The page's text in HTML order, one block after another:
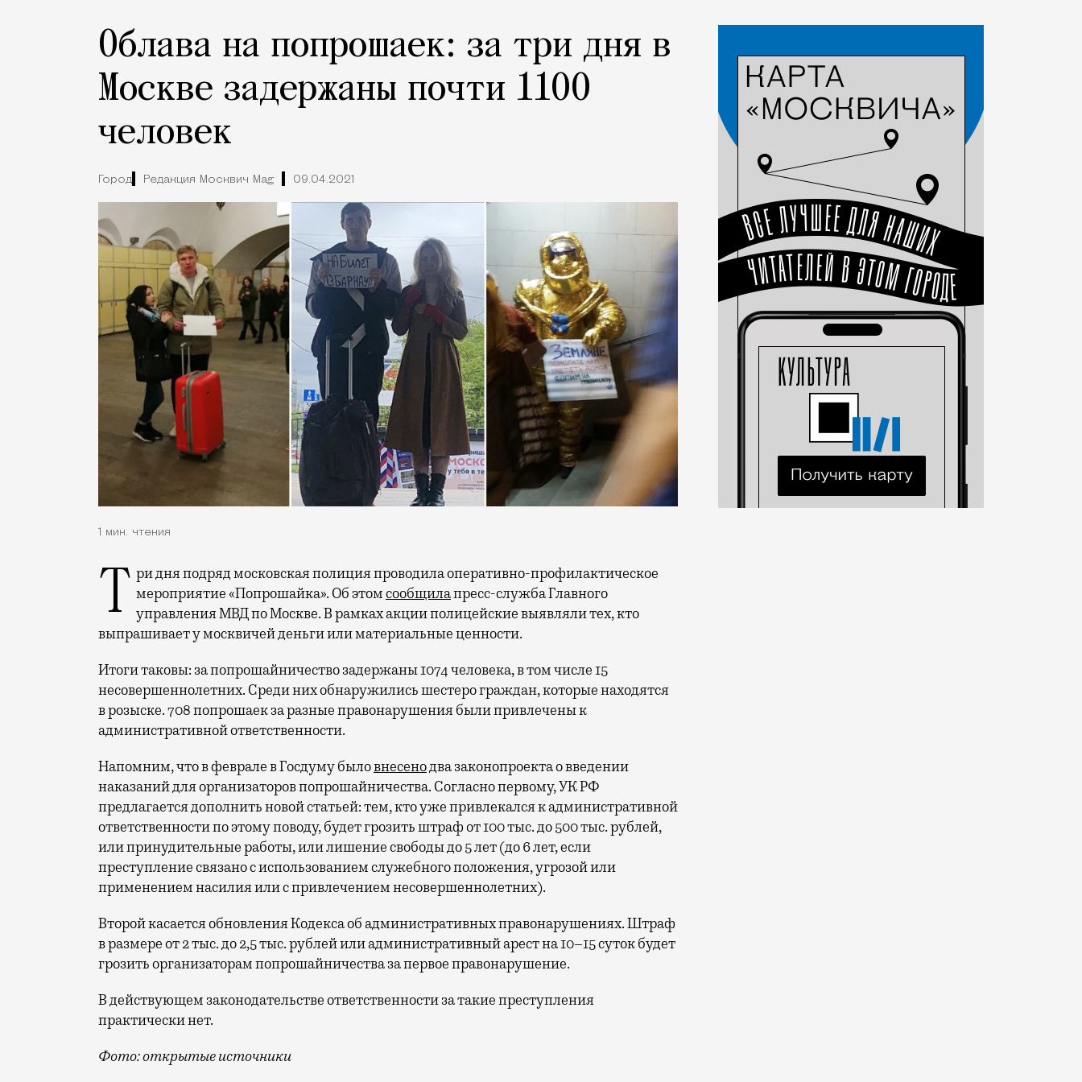
Облава на попрошаек: за три дня в
Москве задержаны почти 1100
человек
Город Редакция Москвич Mag 09.04.2021
1 мин. чтения
Три дня подряд московская полиция проводила оперативно-профилактическое мероприятие «Попрошайка». Об этомсообщилапресс-служба Главного
управления МВД по Москве. В рамках акции полицейские выявляли тех, кто
выпрашивает у москвичей деньги или материальные ценности.
Итоги таковы: за попрошайничество задержаны 1074 человека, в том числе 15
несовершеннолетних. Среди них обнаружились шестеро граждан, которые находятся
в розыске. 708 попрошаек за разные правонарушения были привлечены к
административной ответственности.
Напомним, что в феврале в Госдуму быловнесенодва законопроекта о введении
наказаний для организаторов попрошайничества. Согласно первому, УК РФ
предлагается дополнить новой статьей: тем, кто уже привлекался к административной
ответственности по этому поводу, будет грозить штраф от 100 тыс. до 500 тыс. рублей,
или принудительные работы, или лишение свободы до 5 лет (до 6 лет, если
преступление связано с использованием служебного положения, угрозой или
применением насилия или с привлечением несовершеннолетних).
Второй касается обновления Кодекса об административных правонарушениях. Штраф
в размере от 2 тыс. до 2,5 тыс. рублей или административный арест на 10–15 суток будет
грозить организаторам попрошайничества за первое правонарушение.
В действующем законодательстве ответственности за такие преступления
практически нет.
Фото: открытые источники